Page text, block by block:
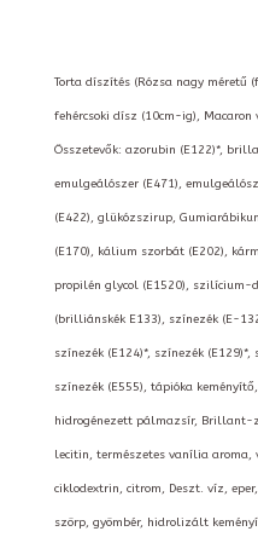
Torta díszítés (Rózsa nagy méretű
fehércsoki dísz (10cm-ig), Macaron
Összetevők: azorubin (E122)*,
emulgeálószer (E471),
(E422), glükózszirup,
(E170), kálium szorbát (E202),
propilén glycol (E1520), szilícium-
(brilliánskék E133), színezék (E-
színezék (E124)*, színezék
színezék (E555), tápióka
hidrogénezett pálmazsír, Brillant-
lecitin, természetes vanília
ciklodextrin, citrom, Deszt. víz,
szörp, gyömbér, hidrolizált